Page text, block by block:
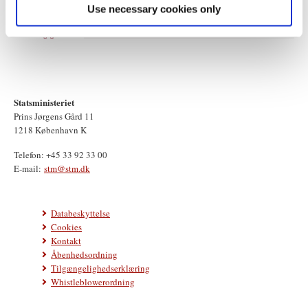
Use necessary cookies only
Statsministeriet
Prins Jørgens Gård 11
1218 København K
Telefon: +45 33 92 33 00
E-mail: stm@stm.dk
Databeskyttelse
Cookies
Kontakt
Åbenhedsordning
Tilgængelighedserklæring
Whistleblowerordning